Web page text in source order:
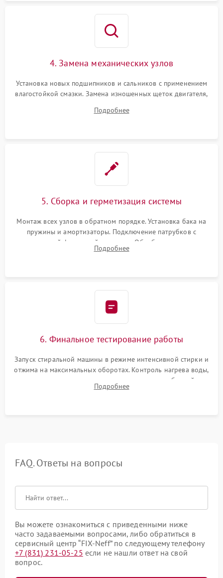
4. Замена механических узлов
Установка новых подшипников и сальников с применением
влагостойкой смазки. Замена изношенных щеток двигателя,
или поврежденной резиновой манжеты.
Подробнее
5. Сборка и герметизация системы
Монтаж всех узлов в обратном порядке. Установка бака на
пружины и амортизаторы. Подключение патрубков с
надежной фиксацией хомутами. Обработка стыков
герметиком для предотвращения возможных протечек воды.
Подробнее
6. Финальное тестирование работы
Запуск стиральной машины в режиме интенсивной стирки и
отжима на максимальных оборотах. Контроль нагрева воды,
корректности слива, отсутствия излишних вибраций,
посторонних стуков и протечек под корпусом.
Подробнее
FAQ. Ответы на вопросы
Вы можете ознакомиться с приведенными ниже
часто задаваемыми вопросами, либо обратиться в
сервисный центр “FIX-Neff” по следующему телефону
+7 (831) 231-05-25 если не нашли ответ на свой
вопрос.